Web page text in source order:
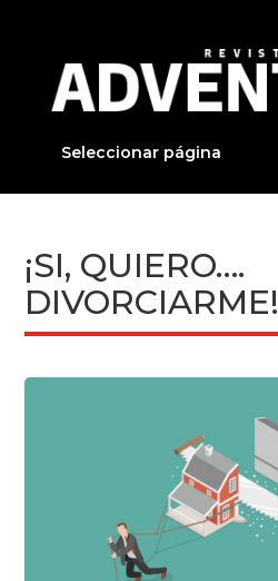
Seleccionar página
¡SI, QUIERO….
DIVORCIARME!